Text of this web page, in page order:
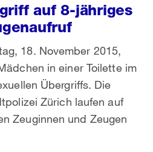
auf 8-jähriges
18. November 2015,
in einer Toilette im
Übergriffs. Die
Zürich laufen auf
Zeuginnen und Zeugen